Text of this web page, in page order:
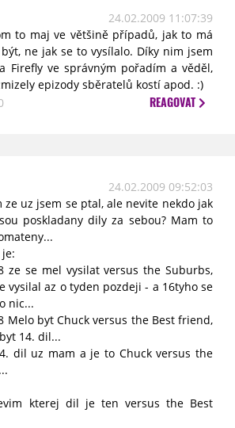
24.02.2009 11:07:39
to maj ve většině případů, jak to má
ne jak se to vysílalo. Díky nim jsem
Firefly ve správným pořadím a věděl,
epizody sběratelů kostí apod. :)
REAGOVAT
24.02.2009 09:52:03
ze uz jsem se ptal, ale nevite nekdo jak
poskladany dily za sebou? Mam to
ze se mel vysilat versus the Suburbs,
vysilal az o tyden pozdeji - a 16tyho se
nic...
Melo byt Chuck versus the Best friend,
14. dil...
dil uz mam a je to Chuck versus the
kterej dil je ten versus the Best